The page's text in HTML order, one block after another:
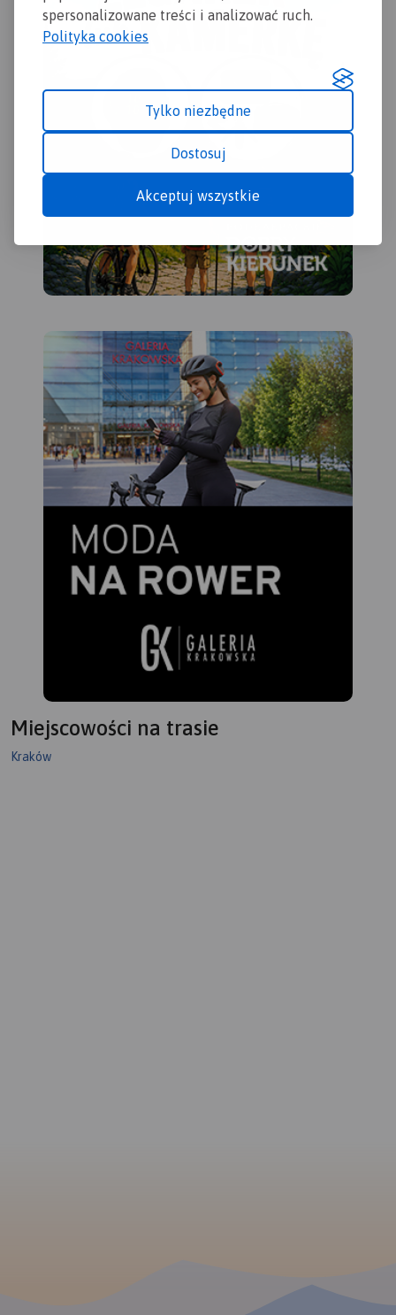
spersonalizowane treści i analizować ruch.
Polityka cookies
Tylko niezbędne
Dostosuj
Akceptuj wszystkie
zobaczyć w okolicach
Krakowa i gdzie warto się
wybrać na weekend.
mapie zaznaczono sieć tras
rowerowych.Rok wydania
Miejscowości na trasie
Kraków